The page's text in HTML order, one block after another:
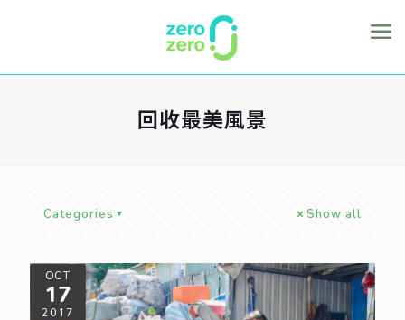
回收最美風景
Categories Show all
OCT
17
2017